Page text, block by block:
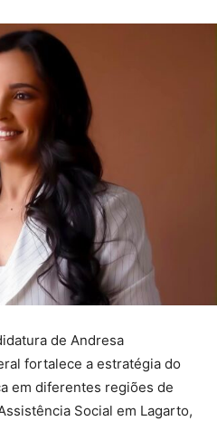
de Andresa
fortalece a estratégia do
em diferentes regiões de
Social em Lagarto,